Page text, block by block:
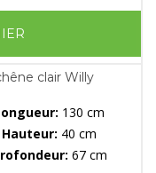
clair Willy
130 cm
Hauteur: 40 cm
67 cm